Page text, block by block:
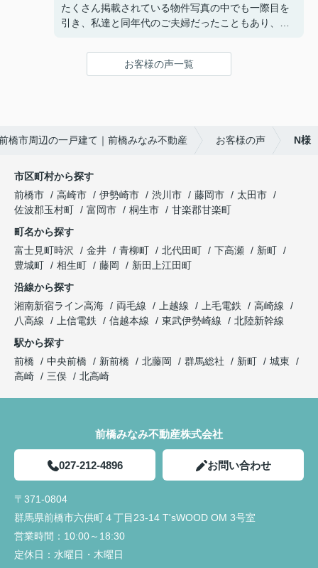
〇感じたこと、良かった点、もっとこうして欲しか
ったことなど
などを気楽に聞くことや報告ができました。
疑問点に対する返信が遅いことがなく、緊急性のあ
とめたものを何度も更新し作っていただきました。
購入までの流れが想像でき、さまざまな複雑な手続
住宅販売店が関わる疑問点に対しても、みなみ不動
産さんから連絡や確認していただきました。さらに
ることを進んでしていただきありがたかったです。
入居前に行う建物不備の有無の確認時に、一緒に来
ていただき、私達では気がつかなった不備の点を見
つけていただき丁寧さと親身になって対応していた
だいていると感じました。
たくさん掲載されている物件写真の中でも一際目を
引き、私達と同年代のご夫婦だったこともあり、こ
で見学予約したのが始まりでした。真夏の暑い中で
も毎回「自由にゆっくり見てください！」と長い時
〇感じたこと、良かった点、もっとこうして欲しか
ったことなど
大きな買い物になるので気になったことがあるとな
んでもかんでも質問してしまいましたが、LINEの
返信は早く、確認しないと分からないこともすぐに
確認して連絡下さったので、安心感があったのでと
ても良かったと思います。
夫婦共々とても信頼しております★
今後とも宜しくお願い致します!!
お客様の声一覧
橋市周辺の一戸建て｜前橋みなみ不動産 お客様の声 N様
市区町村から探す
前橋市
高崎市 伊勢崎市 渋川市 藤岡市
太田市
佐波郡玉村町
富岡市 桐生市
甘楽郡甘楽町
町名から探す
富士見町時沢
金井 青柳町 北代田町 下高瀬
新町
豊城町
相生町 藤岡
新田上江田町
沿線から探す
湘南新宿ライン高海
両毛線 上越線 上毛電鉄
高崎線
八高線
上信電鉄 信越本線 東武伊勢崎線
北陸新幹線
駅から探す
前橋
中央前橋 新前橋 北藤岡 群馬総社 新町
城東
高崎
三俣 北高崎
前橋みなみ不動産株式会社
027-212-4896 お問い合わせ
〒371-0804
群馬県前橋市六供町４丁目23‐14 T'sWOOD OM 3号室
営業時間： 10:00～18:30
定休日： 水曜日・木曜日